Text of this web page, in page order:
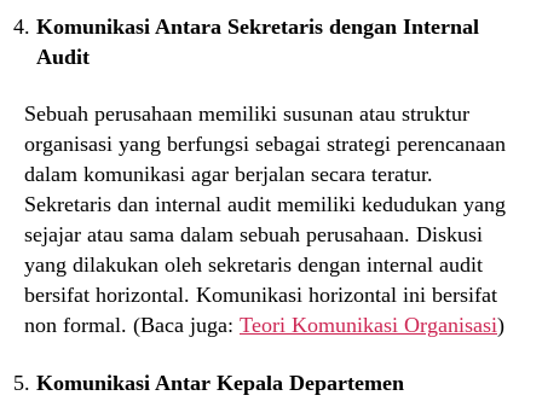
Komunikasi Antara Sekretaris dengan Internal
Audit
Sebuah perusahaan memiliki susunan atau struktur
organisasi yang berfungsi sebagai strategi perencanaan
dalam komunikasi agar berjalan secara teratur.
Sekretaris dan internal audit memiliki kedudukan yang
sejajar atau sama dalam sebuah perusahaan. Diskusi
yang dilakukan oleh sekretaris dengan internal audit
bersifat horizontal. Komunikasi horizontal ini bersifat
non formal. (Baca juga: Teori Komunikasi Organisasi)
Komunikasi Antar Kepala Departemen